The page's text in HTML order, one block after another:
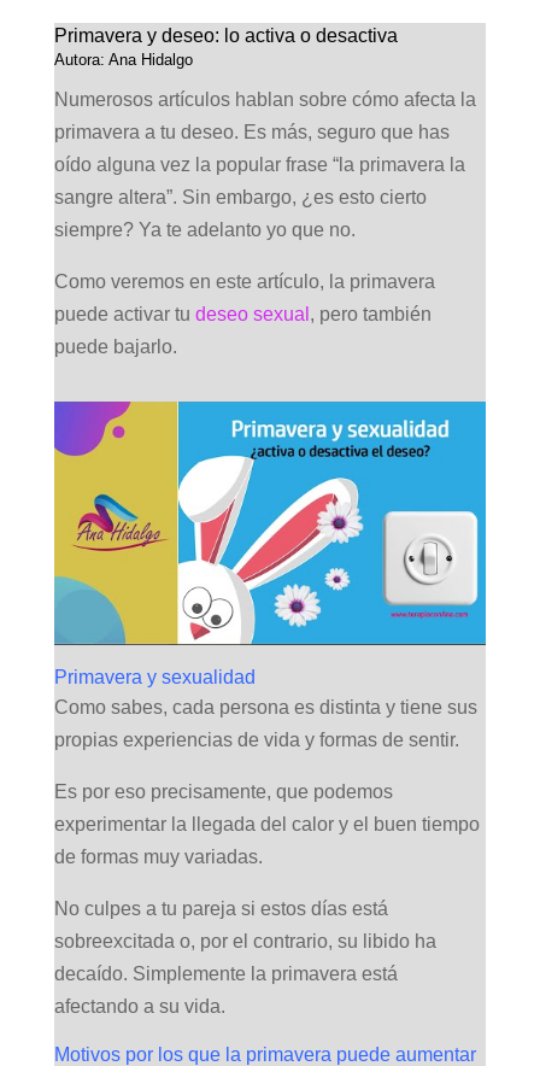
Primavera y deseo: lo activa o desactiva
Autora: Ana Hidalgo
Numerosos artículos hablan sobre cómo afecta la
primavera a tu deseo. Es más, seguro que has
oído alguna vez la popular frase “la primavera la
sangre altera”. Sin embargo, ¿es esto cierto
siempre? Ya te adelanto yo que no.
Como veremos en este artículo, la primavera
puede activar tu deseo sexual , pero también
puede bajarlo.
Primavera y sexualidad
Como sabes, cada persona es distinta y tiene sus
propias experiencias de vida y formas de sentir.
Es por eso precisamente, que podemos
experimentar la llegada del calor y el buen tiempo
de formas muy variadas.
No culpes a tu pareja si estos días está
sobreexcitada o, por el contrario, su libido ha
decaído. Simplemente la primavera está
afectando a su vida.
Motivos por los que la primavera puede aumentar